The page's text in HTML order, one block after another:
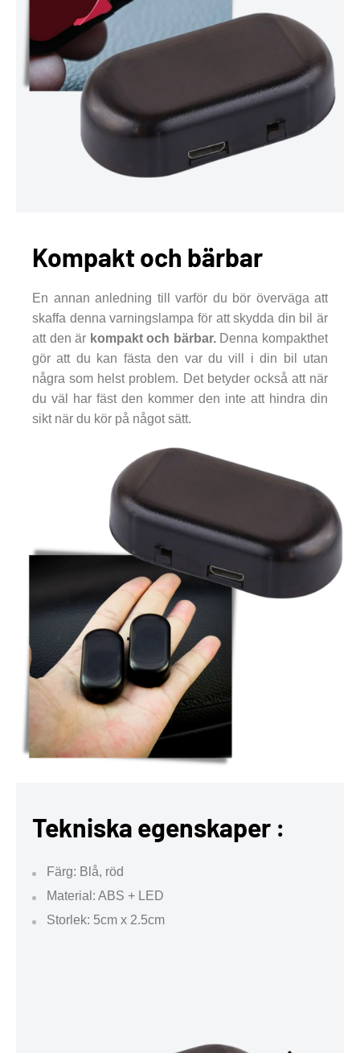
Kompakt och bärbar
En annan anledning till varför du bör överväga att
skaffa denna varningslampa för att skydda din bil är
att den är kompakt och bärbar.Denna kompakthet
gör att du kan fästa den var du vill i din bil utan
några som helst problem. Det betyder också att när
du väl har fäst den kommer den inte att hindra din
sikt när du kör på något sätt.
Tekniska egenskaper :
Färg: Blå, röd
Material: ABS + LED
Storlek: 5cm x 2.5cm